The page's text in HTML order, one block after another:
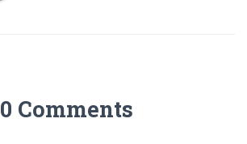
0 Comments